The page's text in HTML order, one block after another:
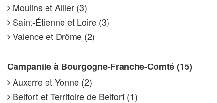
Moulins et Allier (3)
Saint-Étienne et Loire (3)
Valence et Drôme (2)
Campanile à Bourgogne-Franche-Comté (15)
Auxerre et Yonne (2)
Belfort et Territoire de Belfort (1)